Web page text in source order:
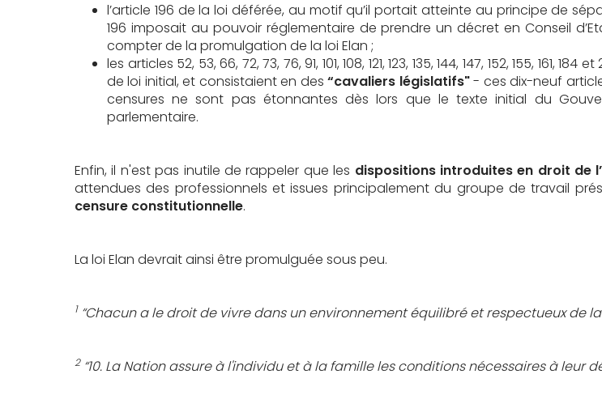
l’article 196 de la loi déférée, au motif qu’il portait atteinte au principe de
196 imposait au pouvoir réglementaire de prendre un décret en Conseil
compter de la promulgation de la loi Elan ;
les articles 52, 53, 66, 72, 73, 76, 91, 101, 108, 121, 123, 135, 144, 147, 152, 155,
de loi initial, et consistaient en des“cavaliers législatifs"- ces dix-neuf
censures ne sont pas étonnantes dès lors que le texte initial du
parlementaire.
Enfin, il n'est pas inutile de rappeler que les dispositions introduites en droit de
attendues des professionnels et issues principalement du groupe de travail
censure constitutionnelle.
La loi Elan devrait ainsi être promulguée sous peu.
1“Chacun a le droit de vivre dans un environnement équilibré et respectueux de la
2“10. La Nation assure à l'individu et à la famille les conditions nécessaires à leur